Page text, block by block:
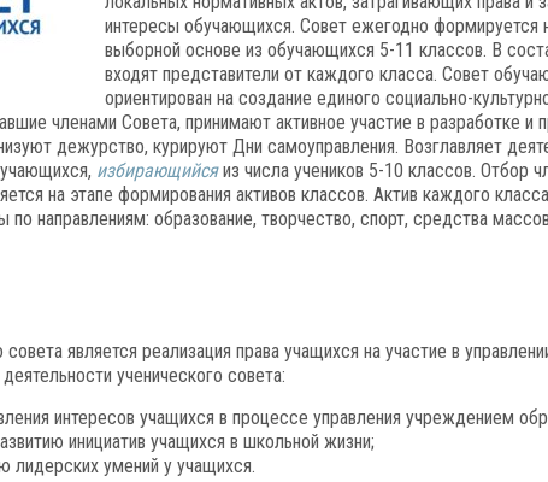
интересы обучающихся. Совет ежегодно формируется
выборной основе из обучающихся 5-11 классов. В
входят представители от каждого класса. Совет
ориентирован на создание единого социально-
членами Совета, принимают активное участие в разработке и
дежурство, курируют Дни самоуправления. Возглавляет
избирающийсяиз числа учеников 5-10 классов. Отбор
на этапе формирования активов классов. Актив каждого
направлениям: образование, творчество, спорт, средства
является реализация права учащихся на участие в
ученического совета:
интересов учащихся в процессе управления учреждением
инициатив учащихся в школьной жизни;
лидерских умений у учащихся.